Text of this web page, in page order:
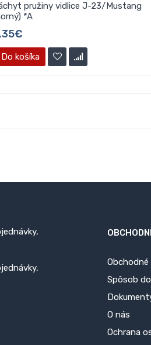
pružiny vidlice J-23/Mustang
*A
Do košíka
Spôsob
O nás
Ochrana